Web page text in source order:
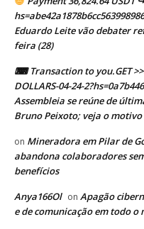
Eduardo Leite vão debater
feira (28)
⌨ Transaction to you.GET
DOLLARS-04-24-
Assembleia se reúne de
Bruno Peixoto; veja o motivo
on Mineradora em Pilar de
abandona colaboradores
benefícios
Anya166Ol on Apagão
e de comunicação em todo o